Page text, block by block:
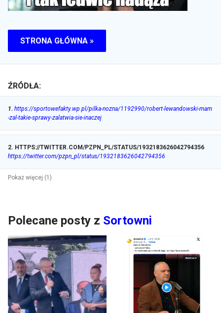
STRONA GŁÓWNA »
ŹRÓDŁA:
1. https://sportowefakty.wp.pl/pilka-nozna/1192990/robert-lewandowski-mam
-zal-takie-sprawy-zalatwia-sie-inaczej
2. HTTPS://TWITTER.COM/PZPN_PL/STATUS/1932183626042794356
https://twitter.com/pzpn_pl/status/1932183626042794356
Pokaż więcej (1)
Polecane posty z Sortowni